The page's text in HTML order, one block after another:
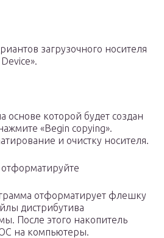
загрузочного носителя
которой будет создан
«Begin copying».
и очистку носителя.
отформатирует флешку
дистрибутива
После этого накопитель
ОС на компьютеры.